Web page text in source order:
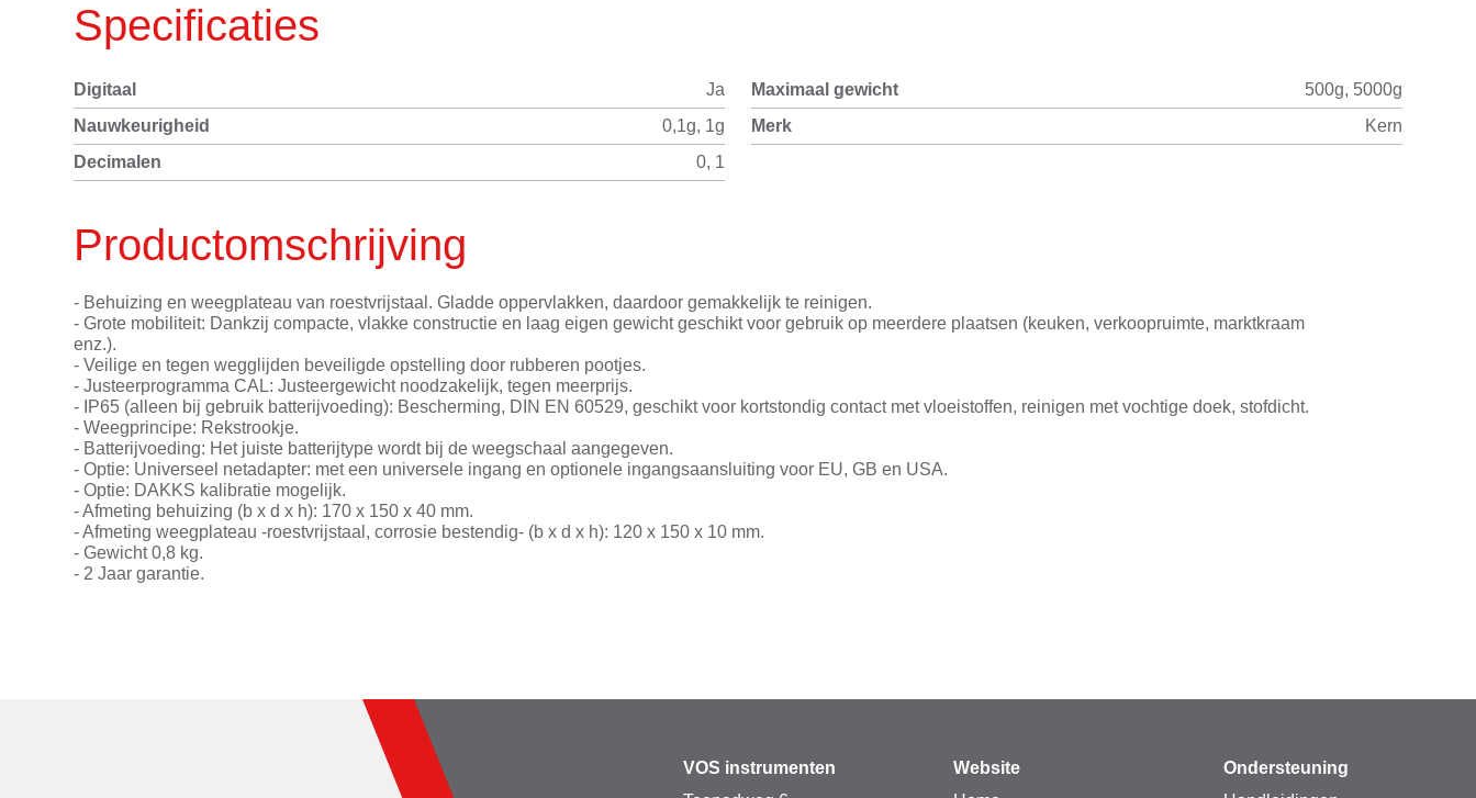
Specificaties
Digitaal Ja Maximaal gewicht
500g, 5000g
Nauwkeurigheid
0,1g, 1g Merk
Kern
Decimalen
0, 1
Productomschrijving
- Behuizing en weegplateau van roestvrijstaal. Gladde oppervlakken, daardoor gemakkelijk te reinigen.
- Grote mobiliteit: Dankzij compacte, vlakke constructie en laag eigen gewicht geschikt voor gebruik op meerdere plaatsen (keuken, verkoopruimte, marktkraam
enz.).
- Veilige en tegen wegglijden beveiligde opstelling door rubberen pootjes.
- Justeerprogramma CAL: Justeergewicht noodzakelijk, tegen meerprijs.
- IP65 (alleen bij gebruik batterijvoeding): Bescherming, DIN EN 60529, geschikt voor kortstondig contact met vloeistoffen, reinigen met vochtige doek, stofdicht.
- Weegprincipe: Rekstrookje.
- Batterijvoeding: Het juiste batterijtype wordt bij de weegschaal aangegeven.
- Optie: Universeel netadapter: met een universele ingang en optionele ingangsaansluiting voor EU, GB en USA.
- Optie: DAKKS kalibratie mogelijk.
- Afmeting behuizing (b x d x h): 170 x 150 x 40 mm.
- Afmeting weegplateau -roestvrijstaal, corrosie bestendig- (b x d x h): 120 x 150 x 10 mm.
- Gewicht 0,8 kg.
- 2 Jaar garantie.
VOS instrumenten
Website
Ondersteuning